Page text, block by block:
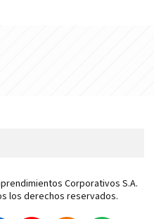
Corporativos S.A.
los derechos reservados.